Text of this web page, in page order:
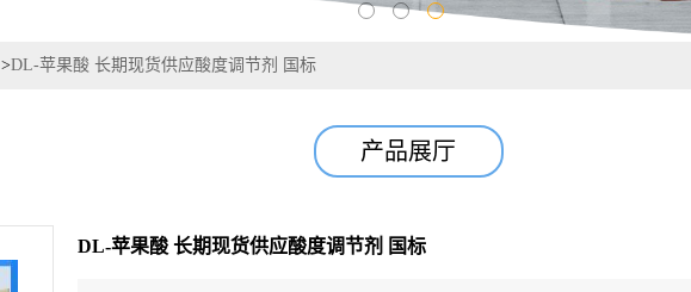
>DL-苹果酸 长期现货供应酸度调节剂 国标
产品展厅
DL-苹果酸 长期现货供应酸度调节剂 国标